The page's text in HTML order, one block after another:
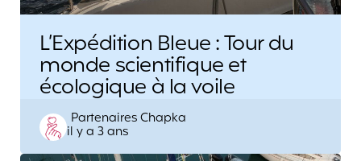
L’Expédition Bleue : Tour du
monde scientifique et
écologique à la voile
Posted
by
Partenaires Chapka
il y a 3 ans